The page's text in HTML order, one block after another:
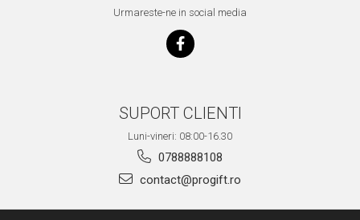
Urmareste-ne in social media
SUPORT CLIENTI
Luni-vineri: 08:00-16.30
0788888108
contact@progift.ro